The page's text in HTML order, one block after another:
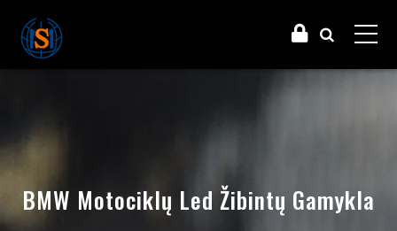
BMW Motociklų Led Žibintų Gamykla